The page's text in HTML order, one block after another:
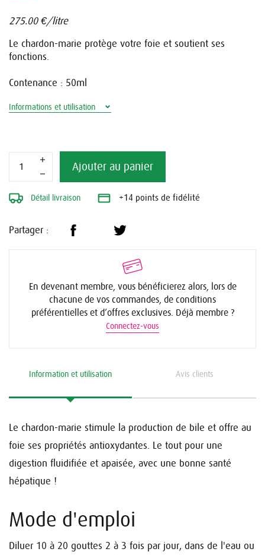
275.00€/litre
Le chardon-marie protège votre foie et soutient ses
fonctions.
Contenance : 50ml
Informations et utilisation
Ajouter au panier
Détail livraison +14 points de fidélité
Partager :
En devenant membre, vous bénéficierez alors, lors de
chacune de vos commandes, de conditions
préférentielles et d’offres exclusives. Déjà membre ?
Connectez-vous
Information et utilisation Avis clients
Le chardon-marie stimule la production de bile et offre au
foie ses propriétés antioxydantes. Le tout pour une
digestion fluidifiée et apaisée, avec une bonne santé
hépatique !
Mode d'emploi
Diluer 10 à 20 gouttes 2 à 3 fois par jour, dans de l'eau ou